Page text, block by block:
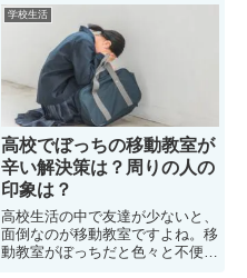
の対処法はどうしたら良いの
か？」解決方法を紹介していま
す。また、体育の授業でのペア組
の時の対策方法について紹介しま
す。学校で体育の授業が苦痛に感
じている人はぜひ参考にしてみま
しょう
学校生活
高校でぼっちの移動教室が
辛い解決策は？周りの人の
印象は？
高校生活の中で友達が少ないと、
面倒なのが移動教室ですよね。移
動教室がぼっちだと色々と不便に